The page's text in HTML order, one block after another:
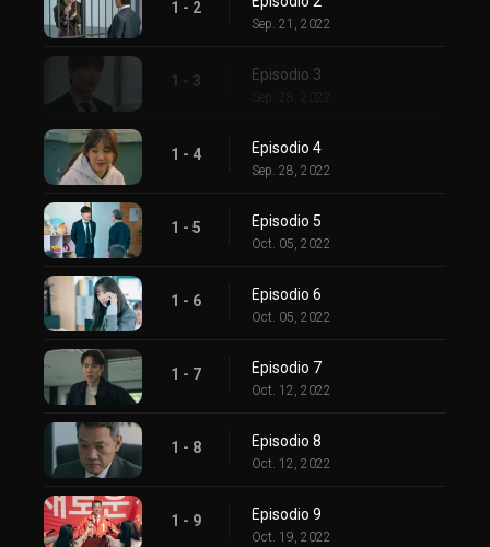
1 - 2
Sep. 21, 2022
1 - 3 Episodio 3
Sep. 28, 2022
1 - 4 Episodio 4
Sep. 28, 2022
1 - 5 Episodio 5
Oct. 05, 2022
1 - 6 Episodio 6
Oct. 05, 2022
1 - 7 Episodio 7
Oct. 12, 2022
1 - 8 Episodio 8
Oct. 12, 2022
1 - 9 Episodio 9
Oct. 19, 2022